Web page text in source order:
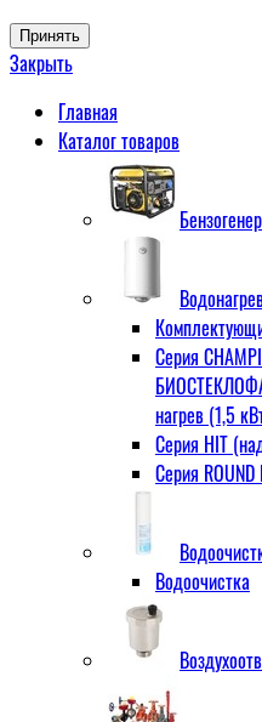
Принять
Закрыть
Главная
Каталог товаров
Серия
нагрев (1,5
Серия HIT
Серия ROUND
Водоочистка